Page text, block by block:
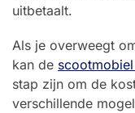
uitbetaalt.
Als je overweegt
kan de
stap zijn om de
verschillende